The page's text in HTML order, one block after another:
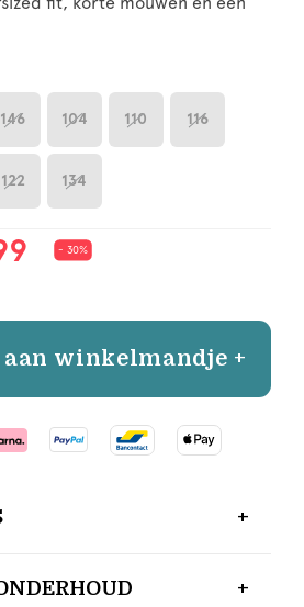
146 104 110 116
122 134
- 30%
aan winkelmandje +